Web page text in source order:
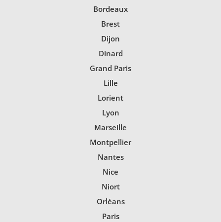
Bordeaux
Brest
Dijon
Dinard
Grand Paris
Lille
Lorient
Lyon
Marseille
Montpellier
Nantes
Nice
Niort
Orléans
Paris